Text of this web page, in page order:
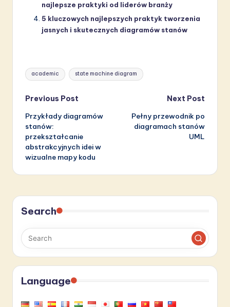
najlepsze praktyki od liderów branży
5 kluczowych najlepszych praktyk tworzenia
jasnych i skutecznych diagramów stanów
Tags:
academic state machine diagram
Post
navigation
Previous Post
Przykłady diagramów
stanów:
przekształcanie
abstrakcyjnych idei w
wizualne mapy kodu
Next Post
Pełny przewodnik po
diagramach stanów
UML
Search
Language